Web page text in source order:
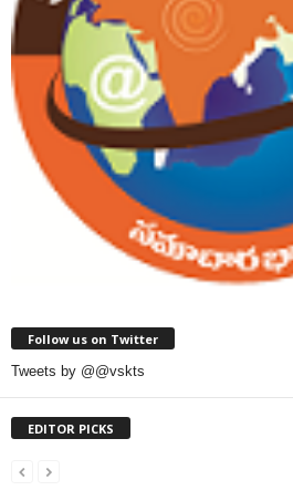
Follow us on Twitter
Tweets by @@vskts
EDITOR PICKS